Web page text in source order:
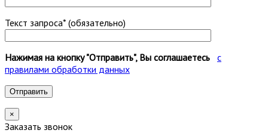
Текст запроса* (обязательно)
Нажимая на кнопку "Отправить", Вы соглашаетесь с
правилами обработки данных
×
Заказать звонок